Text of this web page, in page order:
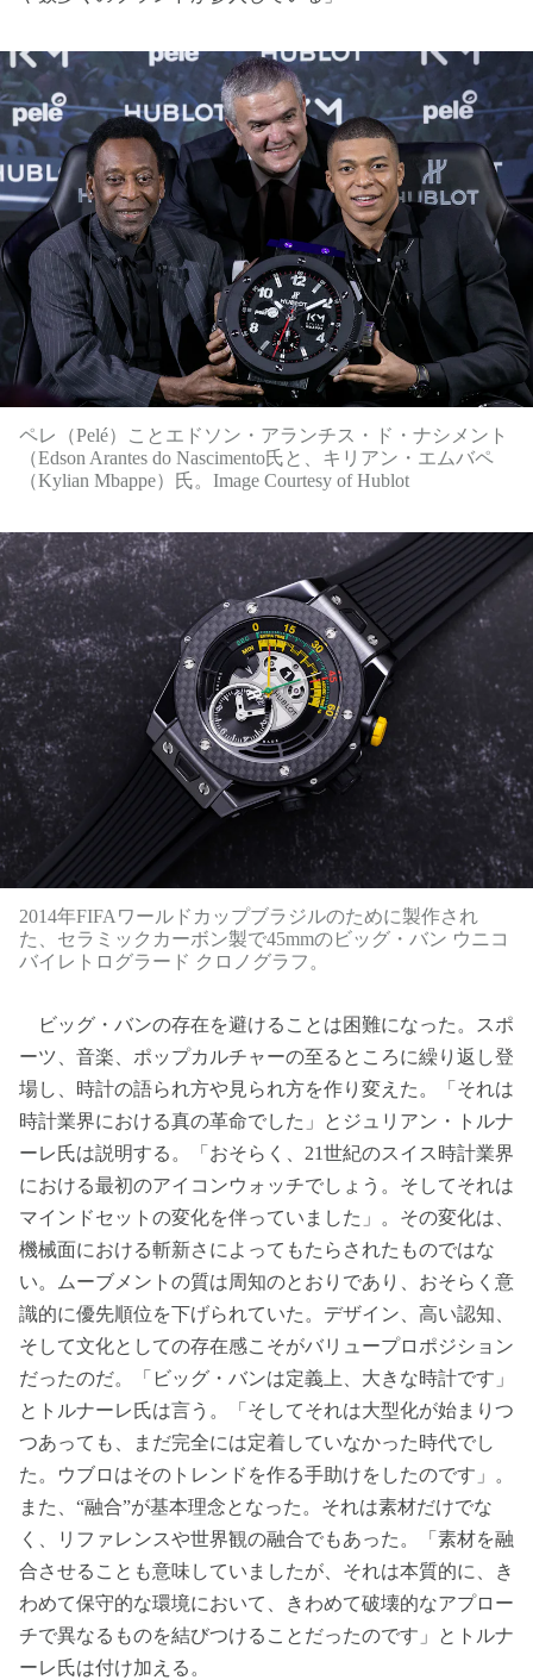
ペレ（Pelé）ことエドソン・アランチス・ド・ナシメント
（Edson Arantes do Nascimento氏と、キリアン・エムバペ
（Kylian Mbappe）氏。Image Courtesy of Hublot
2014年FIFAワールドカップブラジルのために製作され
た、セラミックカーボン製で45mmのビッグ・バン ウニコ
バイレトログラード クロノグラフ。
ビッグ・バンの存在を避けることは困難になった。スポ
ーツ、音楽、ポップカルチャーの至るところに繰り返し登
場し、時計の語られ方や見られ方を作り変えた。「それは
時計業界における真の革命でした」とジュリアン・トルナ
ーレ氏は説明する。「おそらく、21世紀のスイス時計業界
における最初のアイコンウォッチでしょう。そしてそれは
マインドセットの変化を伴っていました」。その変化は、
機械面における斬新さによってもたらされたものではな
い。ムーブメントの質は周知のとおりであり、おそらく意
識的に優先順位を下げられていた。デザイン、高い認知、
そして文化としての存在感こそがバリュープロポジション
だったのだ。「ビッグ・バンは定義上、大きな時計です」
とトルナーレ氏は言う。「そしてそれは大型化が始まりつ
つあっても、まだ完全には定着していなかった時代でし
た。ウブロはそのトレンドを作る手助けをしたのです」。
また、“融合”が基本理念となった。それは素材だけでな
く、リファレンスや世界観の融合でもあった。「素材を融
合させることも意味していましたが、それは本質的に、き
わめて保守的な環境において、きわめて破壊的なアプロー
チで異なるものを結びつけることだったのです」とトルナ
ーレ氏は付け加える。